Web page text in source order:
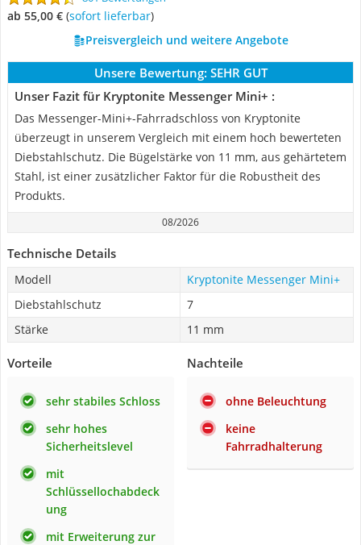
ab 55,00 € ( Sofort lieferbar)
Preisvergleich und weitere Angebote
Unsere Bewertung: SEHR GUT
Unser Fazit für Kryptonite Messenger Mini+ :
Das Messenger-Mini+-Fahrradschloss von Kryptonite
überzeugt in unserem Vergleich mit einem hoch bewerteten
Diebstahlschutz. Die Bügelstärke von 11 mm, aus gehärtetem
Stahl, ist einer zusätzlicher Faktor für die Robustheit des
Produkts.
08/2026
Technische Details
Modell
Kryptonite Messenger Mini+
Diebstahlschutz
7
Stärke
11 mm
Vorteile
sehr stabiles Schloss
sehr hohes
Sicherheitslevel
mit
Schlüssellochabdeck
ung
mit Erweiterung zur
Nachteile
ohne Beleuchtung
keine
Fahrradhalterung